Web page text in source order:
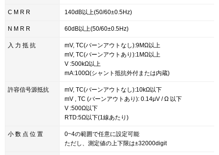
C M R R 140dB以上(50/60±0.5Hz)
N M R R 60dB以上(50/60±0.5Hz)
入 力 抵 抗
mV, TC(バーンアウトなし):9MΩ以上
mV, TC(バーンアウトあり):1MΩ以上
V :500kΩ以上
mA:100Ω(シャント抵抗外付または内蔵)
許容信号源抵抗
mV, TC(バーンアウトなし):10kΩ以下
mV , TC (バーンアウトあり): 0.14μV / Ω 以下
V :500Ω以下
RTD:5Ω以下(1線あたり)
小 数 点 位 置
0~4の範囲で任意に設定可能
ただし、測定値の上下限は±32000digit